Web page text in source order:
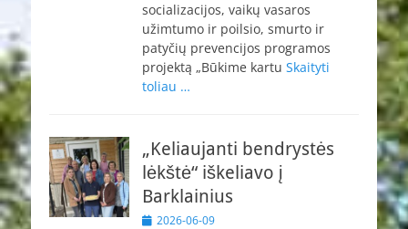
socializacijos, vaikų vasaros
užimtumo ir poilsio, smurto ir
patyčių prevencijos programos
projektą „Būkime kartu Skaityti
toliau …
„Keliaujanti bendrystės
lėkštė“ iškeliavo į
Barklainius
Paskelbta
2026-06-09